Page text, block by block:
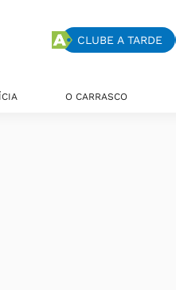
CLUBE A TARDE
O CARRASCO